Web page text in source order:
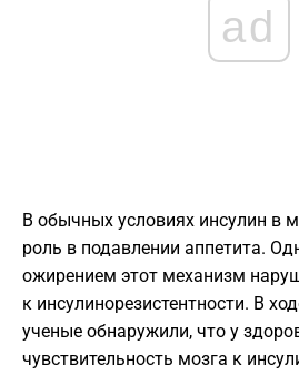
ad
В обычных условиях инсулин в
роль в подавлении аппетита.
ожирением этот механизм
к инсулинорезистентности. В
ученые обнаружили, что у
чувствительность мозга к